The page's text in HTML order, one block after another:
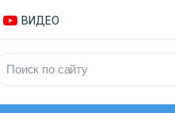
ВИДЕО